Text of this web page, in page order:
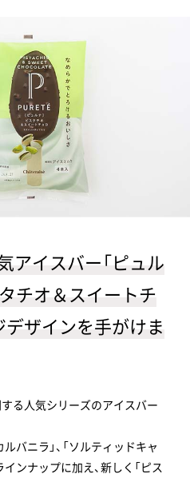
アイスバー「ピュル
チオ＆スイートチ
デザインを手がけま
る人気シリーズのアイスバー
ルバニラ」、「ソルティッドキャ
インナップに加え、新しく「ピス